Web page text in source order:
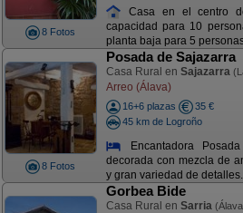
8 Fotos
Casa en el centro
capacidad para 10
planta baja para 5
8 Fotos
Posada de Sajazarra
Casa Rural en Sajazarra
Arreo (Álava)
16+6 plazas
35 €
45 km de Logroño
Encantadora
decorada con mezcla de
y gran variedad de
Gorbea Bide
Casa Rural en Sarria